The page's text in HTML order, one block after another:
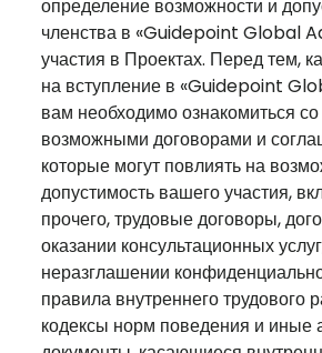
определение возможности и
членства в «Guidepoint Global
участия в Проектах. Перед тем,
на вступление в «Guidepoint
вам необходимо ознакомиться
возможными договорами и
которые могут повлиять на
допустимость вашего участия,
прочего, трудовые договоры,
оказании консультационных
неразглашении
правила внутреннего трудового
кодексы норм поведения и иные